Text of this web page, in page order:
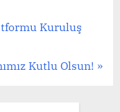
Kuruluş
Kutlu Olsun!